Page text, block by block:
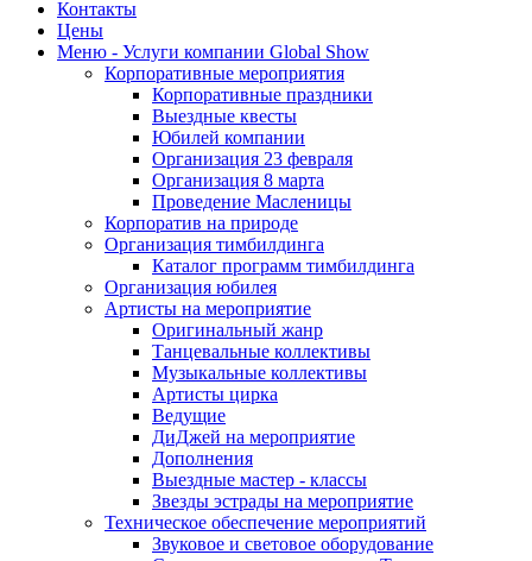
Контакты
Цены
Меню - Услуги компании Global Show
Корпоративные мероприятия
Корпоративные праздники
Выездные квесты
Юбилей компании
Организация 23 февраля
Организация 8 марта
Проведение Масленицы
Корпоратив на природе
Организация тимбилдинга
Каталог программ тимбилдинга
Организация юбилея
Артисты на мероприятие
Оригинальный жанр
Танцевальные коллективы
Музыкальные коллективы
Артисты цирка
Ведущие
ДиДжей на мероприятие
Дополнения
Выездные мастер - классы
Звезды эстрады на мероприятие
Техническое обеспечение мероприятий
Звуковое и световое оборудование